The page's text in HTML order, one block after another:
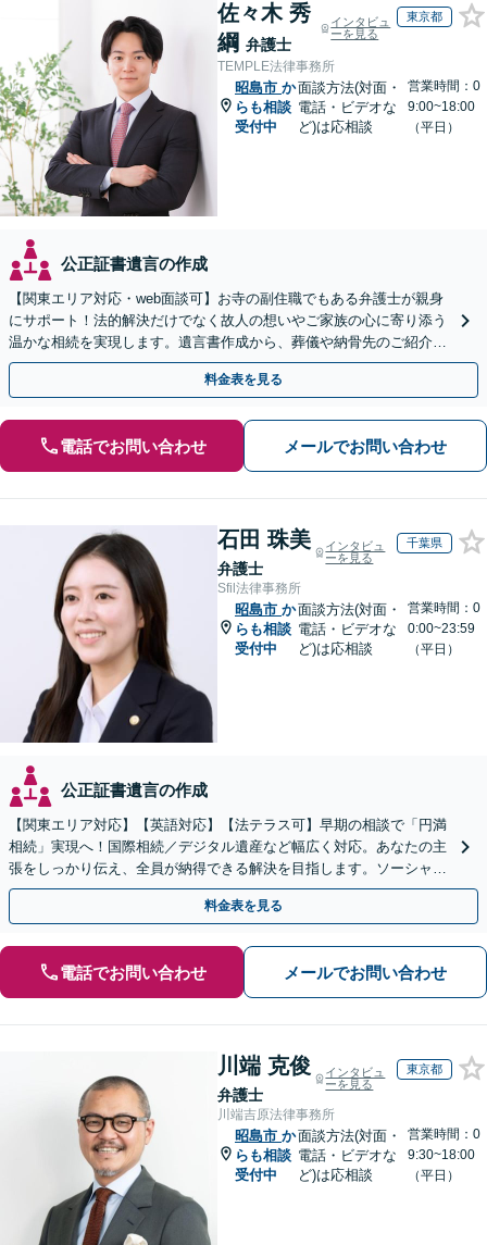
佐々木 秀
綱 弁護士
インタビュ
ーを見る
東京都
TEMPLE法律事務所
昭島市 か
らも相談
受付中
面談方法(対面・
電話・ビデオな
ど)は応相談
営業時間：0
9:00~18:00
（平日）
公正証書遺言の作成
【関東エリア対応・web面談可】お寺の副住職でもある弁護士が親身
にサポート！法的解決だけでなく故人の想いやご家族の心に寄り添う
温かな相続を実現します。遺言書作成から、葬儀や納骨先のご紹介な
どご家族の負担をワンストップで軽減。【初回相談無料】
料金表を見る
電話でお問い合わせ メールでお問い合わせ
石田 珠美
弁護士
インタビュ
ーを見る
千葉県
Sfil法律事務所
昭島市 か
らも相談
受付中
面談方法(対面・
電話・ビデオな
ど)は応相談
営業時間：0
0:00~23:59
（平日）
公正証書遺言の作成
【関東エリア対応】【英語対応】【法テラス可】早期の相談で「円満
相続」実現へ！国際相続／デジタル遺産など幅広く対応。あなたの主
張をしっかり伝え、全員が納得できる解決を目指します。ソーシャル
ワーカー兼司法書士と連携【WEB面談可｜24時間受付】
料金表を見る
電話でお問い合わせ メールでお問い合わせ
川端 克俊
弁護士
インタビュ
ーを見る
東京都
川端吉原法律事務所
昭島市 か
らも相談
受付中
面談方法(対面・
電話・ビデオな
ど)は応相談
営業時間：0
9:30~18:00
（平日）